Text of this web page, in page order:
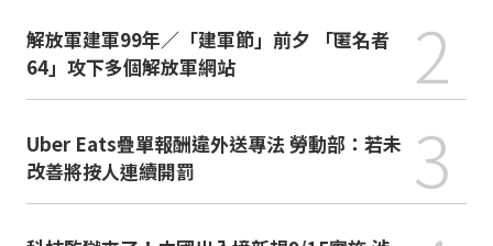
解放軍建軍99年／「建軍節」前夕 「匿名者
64」攻下多個解放軍網站
2
Uber Eats疊單報酬違外送專法 勞動部：若未
改善將按人連續開罰
3